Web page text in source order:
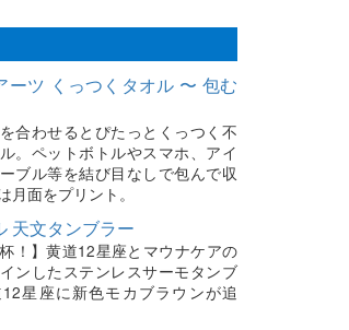
ーツ くっつくタオル 〜 包む
合わせるとぴたっとくっつく不
。ペットボトルやスマホ、アイ
ブル等を結び目なしで包んで収
月面をプリント。
天文タンブラー
杯！】黄道12星座とマウナケアの
ンしたステンレスサーモタンブ
星座に新色モカブラウンが追